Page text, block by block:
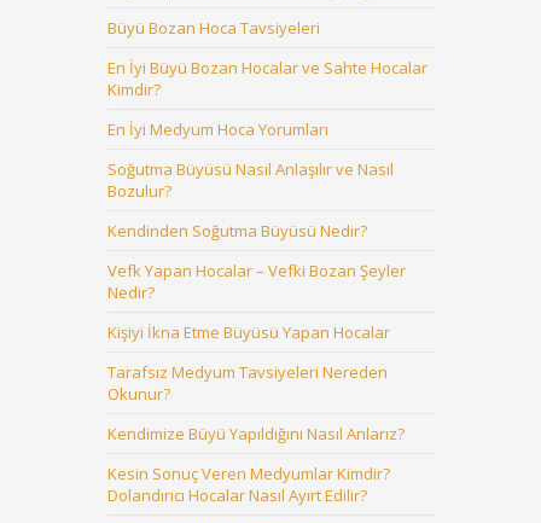
Büyü Bozan Hoca Tavsiyeleri
En İyi Büyü Bozan Hocalar ve Sahte Hocalar
Kimdir?
En İyi Medyum Hoca Yorumları
Soğutma Büyüsü Nasıl Anlaşılır ve Nasıl
Bozulur?
Kendinden Soğutma Büyüsü Nedir?
Vefk Yapan Hocalar – Vefki Bozan Şeyler
Nedir?
Kişiyi İkna Etme Büyüsü Yapan Hocalar
Tarafsız Medyum Tavsiyeleri Nereden
Okunur?
Kendimize Büyü Yapıldığını Nasıl Anlarız?
Kesin Sonuç Veren Medyumlar Kimdir?
Dolandırıcı Hocalar Nasıl Ayırt Edilir?